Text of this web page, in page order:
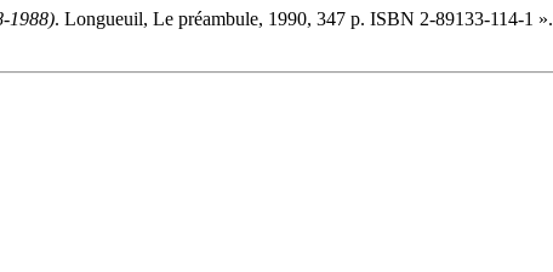
1988). Longueuil, Le préambule, 1990, 347 p. ISBN 2-89133-114-1 ».